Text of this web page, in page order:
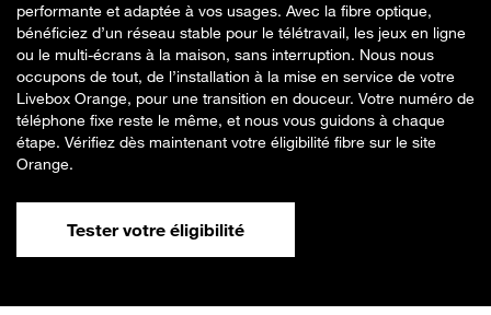
performante et adaptée à vos usages. Avec la fibre optique,
bénéficiez d’un réseau stable pour le télétravail, les jeux en ligne
ou le multi-écrans à la maison, sans interruption. Nous nous
occupons de tout, de l’installation à la mise en service de votre
Livebox Orange, pour une transition en douceur. Votre numéro de
téléphone fixe reste le même, et nous vous guidons à chaque
étape. Vérifiez dès maintenant votre éligibilité fibre sur le site
Orange.
Tester votre éligibilité